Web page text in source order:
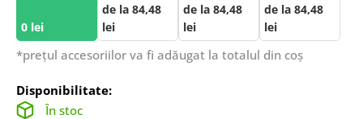
0 lei
de la 84,48
lei
de la 84,48
lei
de la 84,48
lei
*prețul accesoriilor va fi adăugat la totalul din coș
Disponibilitate:
În stoc